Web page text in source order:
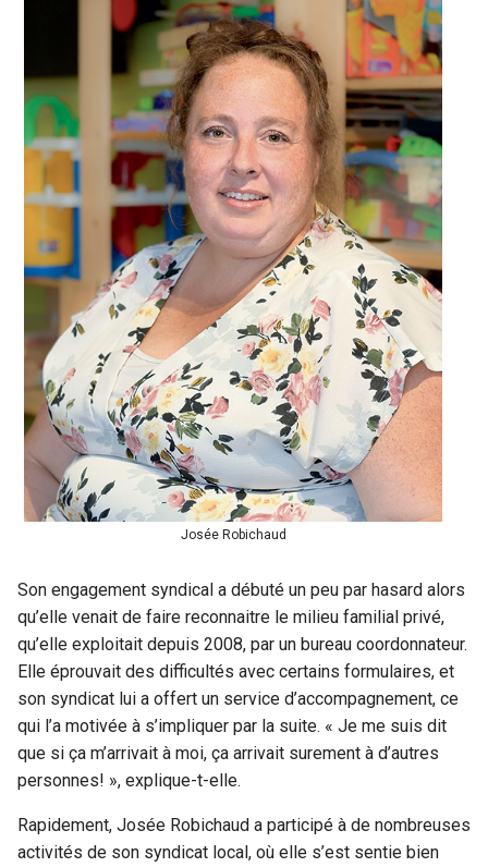
Josée Robichaud
Son engagement syndical a débuté un peu par hasard alors
qu’elle venait de faire reconnaitre le milieu familial privé,
qu’elle exploitait depuis 2008, par un bureau coordonnateur.
Elle éprouvait des difficultés avec certains formulaires, et
son syndicat lui a offert un service d’accompagnement, ce
qui l’a motivée à s’impliquer par la suite. « Je me suis dit
que si ça m’arrivait à moi, ça arrivait surement à d’autres
personnes! », explique-t-elle.
Rapidement, Josée Robichaud a participé à de nombreuses
activités de son syndicat local, où elle s’est sentie bien